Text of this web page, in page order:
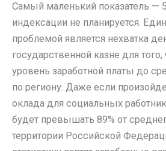
Самый маленький показатель —
индексации не планируется.
проблемой является нехватка
государственной казне для
уровень заработной платы до
по региону. Даже если
оклада для социальных
будет превышать 89% от
территории Российской